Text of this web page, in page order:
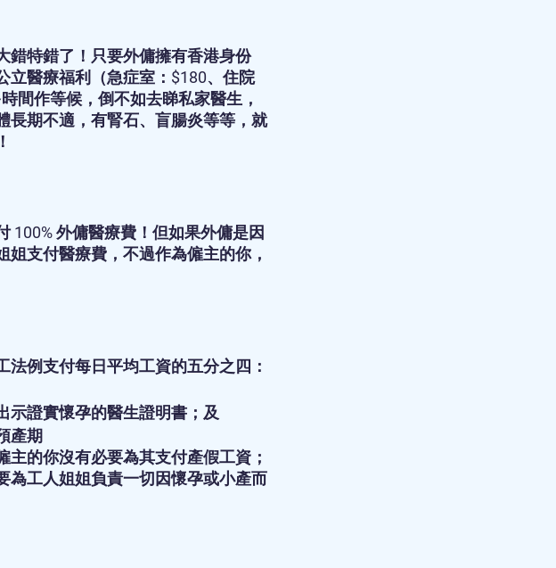
錯特錯了！只要外傭擁有香港身份
立醫療福利（急症室：$180、住院
間作等候，倒不如去睇私家醫生，
長期不適，有腎石、盲腸炎等等，就
100% 外傭醫療費！但如果外傭是因
支付醫療費，不過作為僱主的你，
例支付每日平均工資的五分之四：
示證實懷孕的醫生證明書；及
產期
的你沒有必要為其支付產假工資；
為工人姐姐負責一切因懷孕或小產而